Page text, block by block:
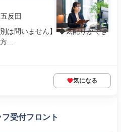
反田
は問いません】 ◆気配りができ
...
気になる
受付フロント